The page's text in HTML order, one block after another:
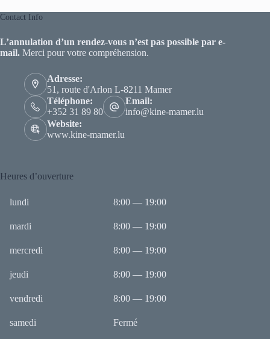
Contact Info
L’annulation d’un rendez-vous n’est pas possible par e-
mail. Merci pour votre compréhension.
Adress​e:
51, route d'Arlon L-8211 Mamer
Téléphone:
+352 31 89 80
Email:
info@kine-mamer.lu
Website:
www.kine-mamer.lu
Heures d’ouverture
lundi 8:00 — 19:00
mardi 8:00 — 19:00
mercredi 8:00 — 19:00
jeudi 8:00 — 19:00
vendredi 8:00 — 19:00
samedi Fermé